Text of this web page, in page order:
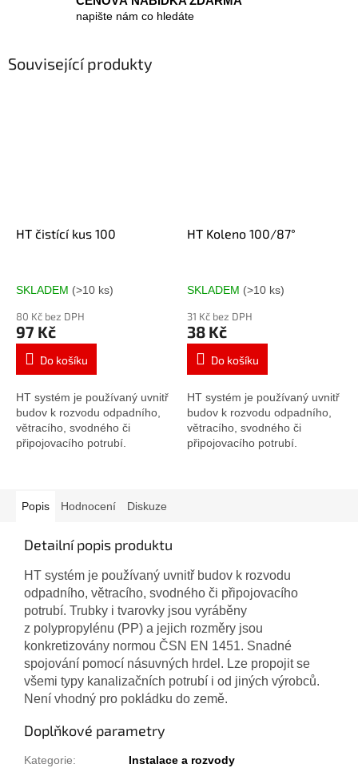
napište nám co hledáte
Související produkty
HT čistící kus 100
SKLADEM (>10 ks)
80 Kč bez DPH
97 Kč
Do košíku
HT systém je používaný uvnitř
budov k rozvodu odpadního,
větracího, svodného či
připojovacího potrubí.
HT Koleno 100/87°
SKLADEM (>10 ks)
31 Kč bez DPH
38 Kč
Do košíku
HT systém je používaný uvnitř
budov k rozvodu odpadního,
větracího, svodného či
připojovacího potrubí.
Popis Hodnocení Diskuze
Detailní popis produktu
HT systém je používaný uvnitř budov k rozvodu
odpadního, větracího, svodného či připojovacího
potrubí. Trubky i tvarovky jsou vyráběny
z polypropylénu (PP) a jejich rozměry jsou
konkretizovány normou ČSN EN 1451. Snadné
spojování pomocí násuvných hrdel. Lze propojit se
všemi typy kanalizačních potrubí i od jiných výrobců.
Není vhodný pro pokládku do země.
Doplňkové parametry
Kategorie:
Instalace a rozvody